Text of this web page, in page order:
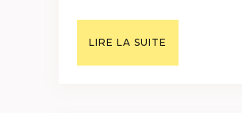
LIRE LA SUITE